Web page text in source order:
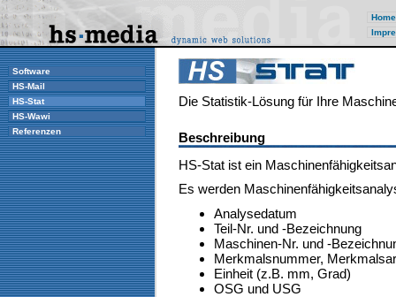
Home
Software
HS-Mail
HS-Stat
HS-Wawi
Referenzen
Die Statistik-Lösung für Ihre
Beschreibung
HS-Stat ist ein
Es werden
Analysedatum
Teil-Nr. und -Bezeichnung
Maschinen-Nr. und -
Merkmalsnummer,
Einheit (z.B. mm, Grad)
OSG und USG